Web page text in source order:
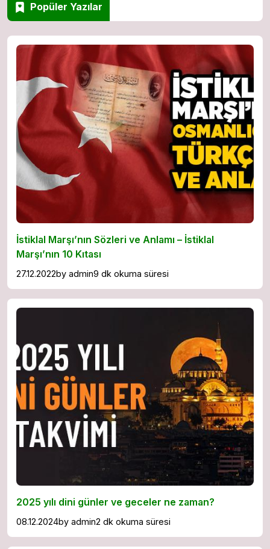
Popüler Yazılar
İstiklal Marşı’nın Sözleri ve Anlamı – İstiklal
Marşı’nın 10 Kıtası
27.12.2022by admin9 dk okuma süresi
2025 yılı dini günler ve geceler ne zaman?
08.12.2024by admin2 dk okuma süresi